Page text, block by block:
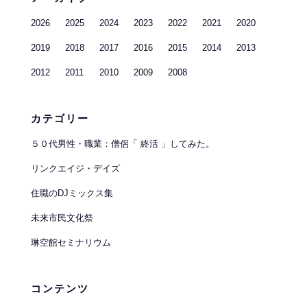
2026 2025 2024 2023 2022 2021 2020
2019 2018 2017 2016 2015 2014 2013
2012 2011 2010 2009 2008
カテゴリー
５０代男性・職業：僧侶「 終活 」してみた。
リンクエイジ・デイズ
住職のDJミックス集
未来市民文化祭
琳空館セミナリウム
コンテンツ